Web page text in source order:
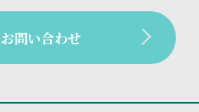
強、従業員は７名と会社規模は
優良企業です。
税）していただきました。また
らの多額の借入金
も債務免除や
ました。
千万円と計画を上回る飛躍的な成
社長・幹部が、計画策定時にあ
来たこと、会社事業の再定義が
ていました。
多額の含み損 が生じているにも
額の法人税などの納税が行われ
お問い合わせ